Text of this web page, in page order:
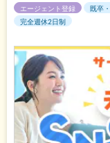
エージェント登録 既卒
完全週休2日制